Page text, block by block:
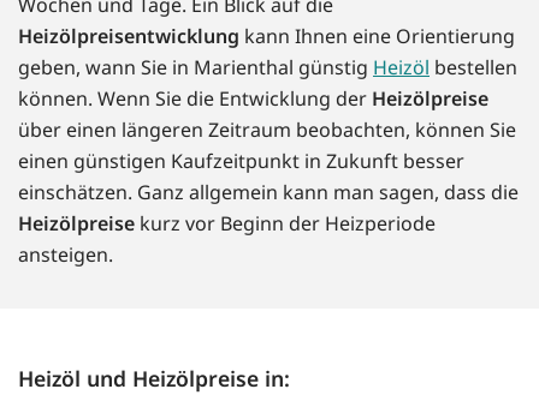
Heizölpreisentwicklung kann Ihnen eine Orientierung
geben, wann Sie in Marienthal günstig Heizöl bestellen
können. Wenn Sie die Entwicklung der Heizölpreise
über einen längeren Zeitraum beobachten, können Sie
einen günstigen Kaufzeitpunkt in Zukunft besser
einschätzen. Ganz allgemein kann man sagen, dass die
Heizölpreise kurz vor Beginn der Heizperiode
ansteigen.
Heizöl und Heizölpreise in: